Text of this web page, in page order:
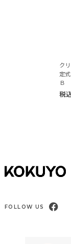
ク
定
Ｂ
税
FOLLOW US